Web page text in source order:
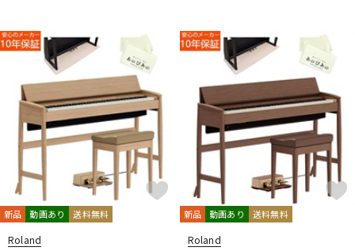
新品 動画あり 送料無料
Roland
新品 動画あり 送料無料
Roland